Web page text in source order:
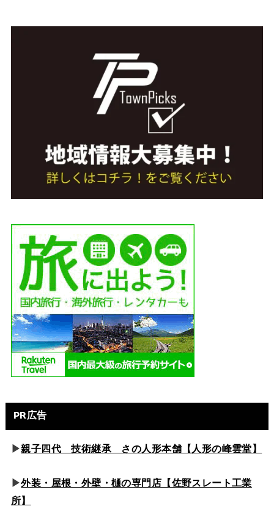
PR広告
▶親子四代 技術継承 さの人形本舗【人形の峰雲堂】
▶外装・屋根・外壁・樋の専門店【佐野スレート工業
所】